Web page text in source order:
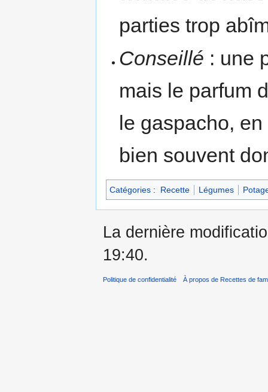
parties trop
Conseillé : une
mais le parfum
le gaspacho,
bien souvent
Catégories : Recette Légumes
La dernière
19:40.
Politique de confidentialité À propos de Recettes de